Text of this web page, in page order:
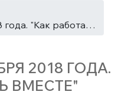
работать вместе"
2018 ГОДА.
ВМЕСТЕ"